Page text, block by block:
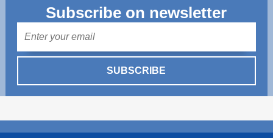
Subscribe on newsletter
SUBSCRIBE